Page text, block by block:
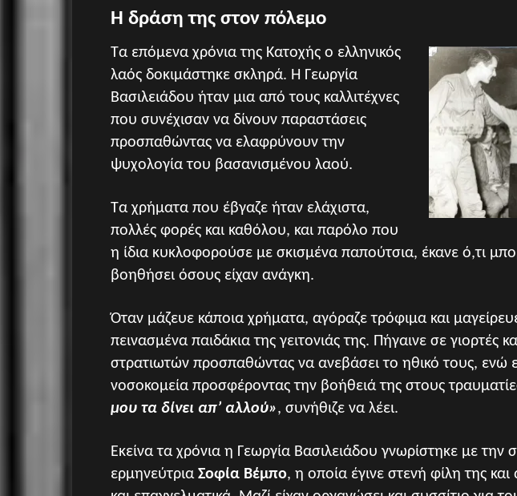
Η δράση της στον πόλεμο
Τα επόμενα χρόνια της Κατοχής ο ελληνικός
λαός δοκιμάστηκε σκληρά. Η Γεωργία
Βασιλειάδου ήταν μια από τους καλλιτέχνες
που συνέχισαν να δίνουν παραστάσεις
προσπαθώντας να ελαφρύνουν την
ψυχολογία του βασανισμένου λαού.
Τα χρήματα που έβγαζε ήταν ελάχιστα,
πολλές φορές και καθόλου, και παρόλο που
η ίδια κυκλοφορούσε με σκισμένα παπούτσια, έκανε ό,τι
βοηθήσει όσους είχαν ανάγκη.
Όταν μάζευε κάποια χρήματα, αγόραζε τρόφιμα και
πεινασμένα παιδάκια της γειτονιάς της. Πήγαινε σε γιορτές
στρατιωτών προσπαθώντας να ανεβάσει το ηθικό τους, ενώ
νοσοκομεία προσφέροντας την βοήθειά της στους
μου τα δίνει απ’ αλλού», συνήθιζε να λέει.
Εκείνα τα χρόνια η Γεωργία Βασιλειάδου γνωρίστηκε με την
ερμηνεύτρια Σοφία Βέμπο, η οποία έγινε στενή φίλη της